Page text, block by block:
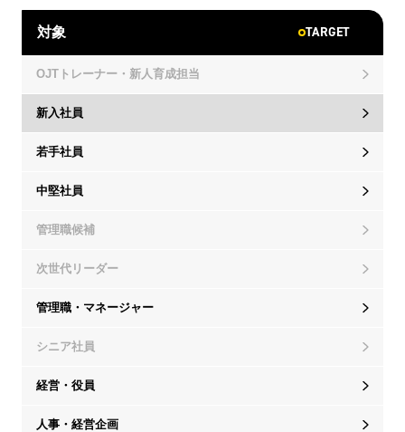
対象 TARGET
OJTトレーナー・新人育成担当
新入社員
若手社員
中堅社員
管理職候補
次世代リーダー
管理職・マネージャー
シニア社員
経営・役員
人事・経営企画